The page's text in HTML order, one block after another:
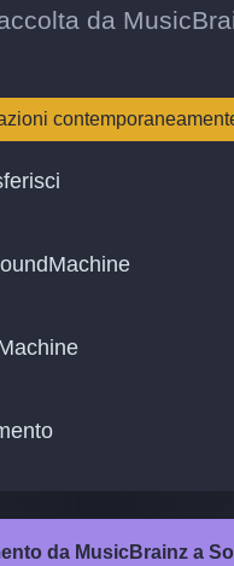
da
da MusicBrainz a